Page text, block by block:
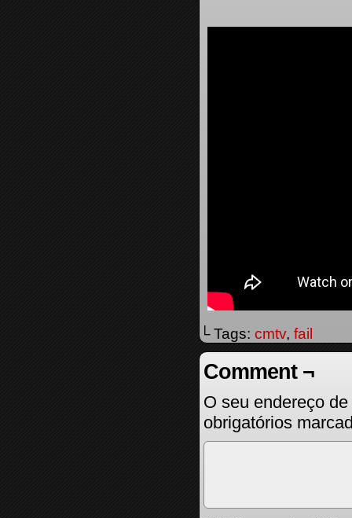
└ Tags: cmtv, fail
Comment ¬
O seu endereço
obrigatórios